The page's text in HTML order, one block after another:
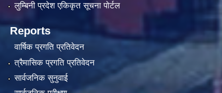
लुम्बिनी प्रदेश एकिकृत सूचना पाेर्टल
Reports
वार्षिक प्रगति प्रतिवेदन
त्रैमासिक प्रगति प्रतिवेदन
सार्वजनिक सुनुवाई